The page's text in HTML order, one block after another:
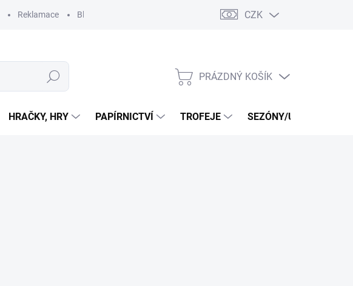
Reklamace Blog CZK
Hledat
NÁKUPNÍ
PRÁZDNÝ KOŠÍK
HRAČKY, HRY PAPÍRNICTVÍ TROFEJE SEZÓNY/UDÁLOSTI